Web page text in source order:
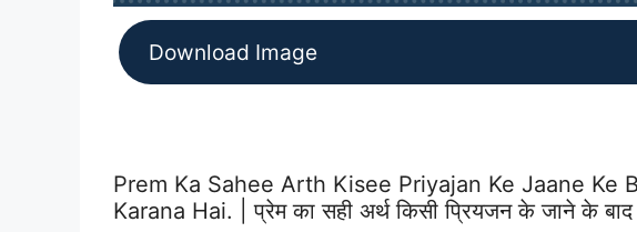
Download Image
Prem Ka Sahee Arth Kisee Priyajan Ke Jaane Ke
Karana Hai. | प्रेम का सही अर्थ किसी प्रियजन के जाने के